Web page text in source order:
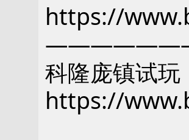
https://
科隆庞镇试玩
https://